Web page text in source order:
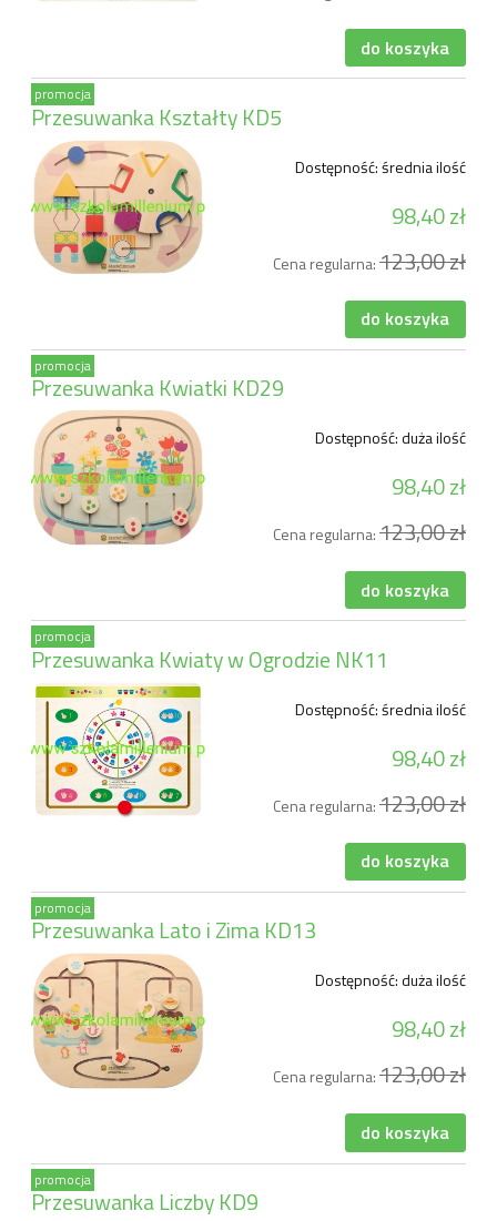
do koszyka
Przesuwanka Kształty KD5
Dostępność:średnia ilość
98,40 zł
Cena regularna:123,00 zł
do koszyka
promocja
Przesuwanka Kwiatki KD29
Dostępność:duża ilość
98,40 zł
Cena regularna:123,00 zł
do koszyka
promocja
Przesuwanka Kwiaty w Ogrodzie NK11
Dostępność:średnia ilość
98,40 zł
Cena regularna:123,00 zł
do koszyka
promocja
Przesuwanka Lato i Zima KD13
Dostępność:duża ilość
98,40 zł
Cena regularna:123,00 zł
do koszyka
promocja
Przesuwanka Liczby KD9
promocja